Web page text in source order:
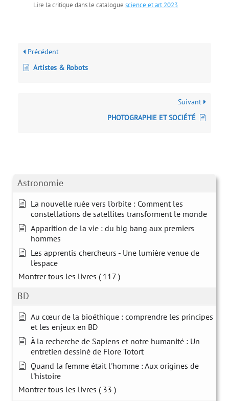
Astronomie
La nouvelle ruée vers l’orbite : Comment les
constellations de satellites transforment le monde
Apparition de la vie : du big bang aux premiers
hommes
Les apprentis chercheurs - Une lumière venue de
l'espace
Montrer tous les livres ( 117 )
BD
Au cœur de la bioéthique : comprendre les principes
et les enjeux en BD
À la recherche de Sapiens et notre humanité : Un
entretien dessiné de Flore Totort
Quand la femme était l'homme : Aux origines de
l'histoire
Montrer tous les livres ( 33 )
Lire la critique dans le cataloguescience et art 2023
Précédent
Artistes & Robots
Suivant
PHOTOGRAPHIE ET SOCIÉTÉ